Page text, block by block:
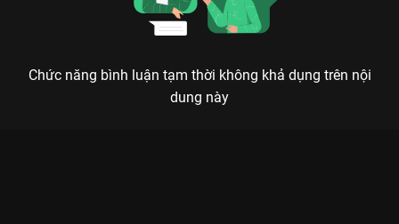
Chức năng bình luận tạm thời không khả dụng trên nội
dung này